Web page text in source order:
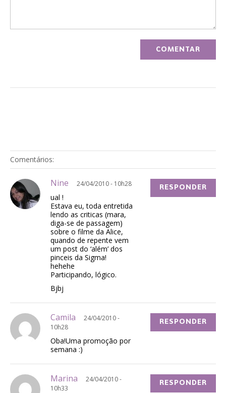
Comentários:
Nine 24/04/2010 - 10h28
ual !
Estava eu, toda entretida
lendo as criticas (mara,
diga-se de passagem)
sobre o filme da Alice,
quando de repente vem
um post do ‘além’ dos
pinceis da Sigma!
hehehe
Participando, lógico.
Bjbj
RESPONDER
Camila
24/04/2010 -
10h28
Oba!Uma promoção por
semana :)
RESPONDER
Marina
24/04/2010 -
10h33
RESPONDER